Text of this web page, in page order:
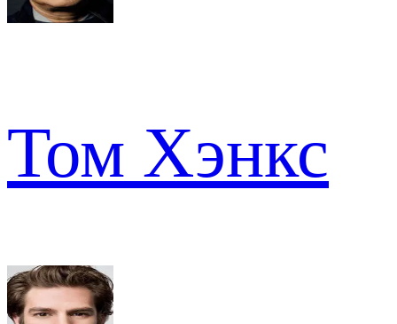
Том Хэнкс